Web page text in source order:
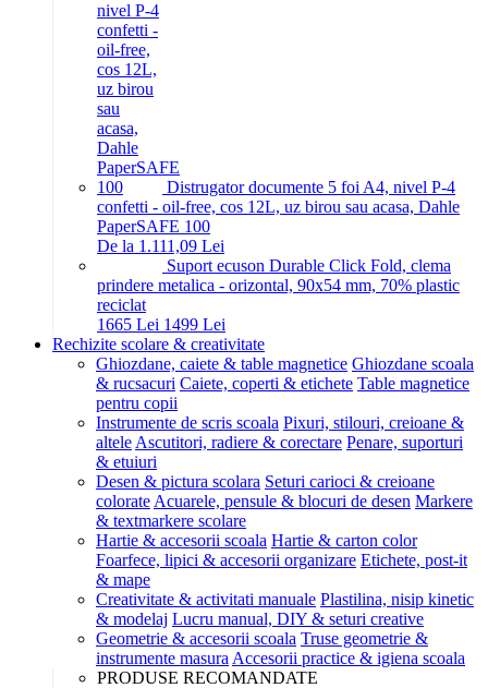
Distrugator documente 5 foi A4, nivel P-4
confetti - oil-free, cos 12L, uz birou sau acasa, Dahle
PaperSAFE 100
De la 1.111,09 Lei
Suport ecuson Durable Click Fold, clema
prindere metalica - orizontal, 90x54 mm, 70% plastic
reciclat
1665 Lei 1499 Lei
Rechizite scolare & creativitate
Ghiozdane, caiete & table magnetice Ghiozdane scoala
& rucsacuri Caiete, coperti & etichete Table magnetice
pentru copii
Instrumente de scris scoala Pixuri, stilouri, creioane &
altele Ascutitori, radiere & corectare Penare, suporturi
& etuiuri
Desen & pictura scolara Seturi carioci & creioane
colorate Acuarele, pensule & blocuri de desen Markere
& textmarkere scolare
Hartie & accesorii scoala Hartie & carton color
Foarfece, lipici & accesorii organizare Etichete, post-it
& mape
Creativitate & activitati manuale Plastilina, nisip kinetic
& modelaj Lucru manual, DIY & seturi creative
Geometrie & accesorii scoala Truse geometrie &
instrumente masura Accesorii practice & igiena scoala
PRODUSE RECOMANDATE